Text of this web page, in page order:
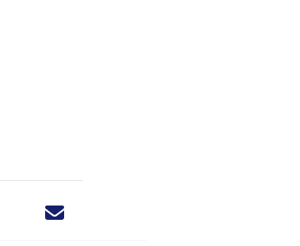
Deel dit nieuwsbericht via X - U verlaat
Deel dit nieuwsbericht via Facebook - U
Deel dit nieuwsbericht via e-mail
Deel dit nieuwsbericht via LinkedIn - U